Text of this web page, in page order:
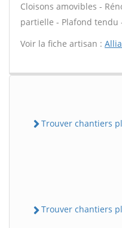
Cloisons amovibles -
partielle - Plafond tendu
Voir la fiche artisan :
Trouver chantiers
Trouver chantiers